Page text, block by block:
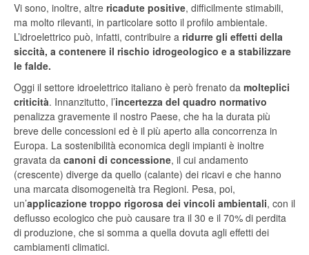
Vi sono, inoltre, altre ricadute positive, difficilmente stimabili,
ma molto rilevanti, in particolare sotto il profilo ambientale.
L’idroelettrico può, infatti, contribuire a ridurre gli effetti della
siccità, a contenere il rischio idrogeologico e a stabilizzare
le falde.
Oggi il settore idroelettrico italiano è però frenato da molteplici
criticità. Innanzitutto, l’incertezza del quadro normativo
penalizza gravemente il nostro Paese, che ha la durata più
breve delle concessioni ed è il più aperto alla concorrenza in
Europa. La sostenibilità economica degli impianti è inoltre
gravata da canoni di concessione, il cui andamento
(crescente) diverge da quello (calante) dei ricavi e che hanno
una marcata disomogeneità tra Regioni. Pesa, poi,
un’applicazione troppo rigorosa dei vincoli ambientali, con il
deflusso ecologico che può causare tra il 30 e il 70% di perdita
di produzione, che si somma a quella dovuta agli effetti dei
cambiamenti climatici.